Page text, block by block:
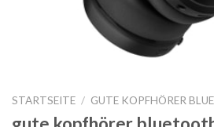
STARTSEITE / GUTE KOPFHÖRER